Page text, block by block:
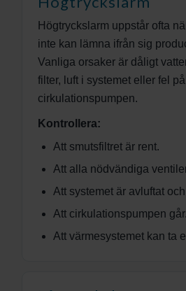
Högtryckslarm uppstår ofta
inte kan lämna ifrån sig
Vanliga orsaker är dåligt
filter, luft i systemet eller fel på
cirkulationspumpen.
Kontrollera:
Att smutsfiltret är rent.
Att alla nödvändiga
Att systemet är avluftat
Att cirkulationspumpen går.
Att värmesystemet kan ta